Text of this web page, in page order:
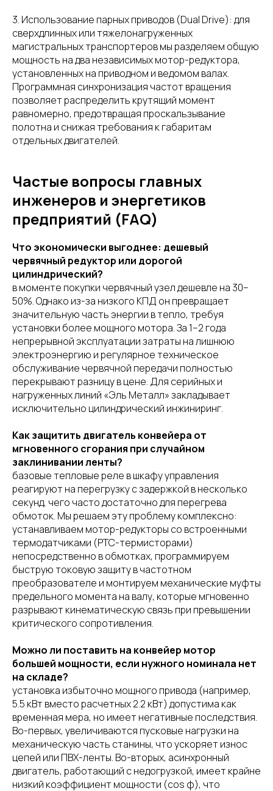
3. Использование парных приводов (Dual Drive): для
сверхдлинных или тяжелонагруженных
магистральных транспортеров мы разделяем общую
мощность на два независимых мотор-редуктора,
установленных на приводном и ведомом валах.
Программная синхронизация частот вращения
позволяет распределить крутящий момент
равномерно, предотвращая проскальзывание
полотна и снижая требования к габаритам
отдельных двигателей.
Частые вопросы главных
инженеров и энергетиков
предприятий (FAQ)
Что экономически выгоднее: дешевый
червячный редуктор или дорогой
цилиндрический?
в моменте покупки червячный узел дешевле на 30–
50%. Однако из-за низкого КПД он превращает
значительную часть энергии в тепло, требуя
установки более мощного мотора. За 1–2 года
непрерывной эксплуатации затраты на лишнюю
электроэнергию и регулярное техническое
обслуживание червячной передачи полностью
перекрывают разницу в цене. Для серийных и
нагруженных линий «Эль Металл» закладывает
исключительно цилиндрический инжиниринг.
Как защитить двигатель конвейера от
мгновенного сгорания при случайном
заклинивании ленты?
базовые тепловые реле в шкафу управления
реагируют на перегрузку с задержкой в несколько
секунд, чего часто достаточно для перегрева
обмоток. Мы решаем эту проблему комплексно:
устанавливаем мотор-редукторы со встроенными
термодатчиками (PTC-термисторами)
непосредственно в обмотках, программируем
быструю токовую защиту в частотном
преобразователе и монтируем механические муфты
предельного момента на валу, которые мгновенно
разрывают кинематическую связь при превышении
критического сопротивления.
Можно ли поставить на конвейер мотор
большей мощности, если нужного номинала нет
на складе?
установка избыточно мощного привода (например,
5.5 кВт вместо расчетных 2.2 кВт) допустима как
временная мера, но имеет негативные последствия.
Во-первых, увеличиваются пусковые нагрузки на
механическую часть станины, что ускоряет износ
цепей или ПВХ-ленты. Во-вторых, асинхронный
двигатель, работающий с недогрузкой, имеет крайне
низкий коэффициент мощности (cos φ), что